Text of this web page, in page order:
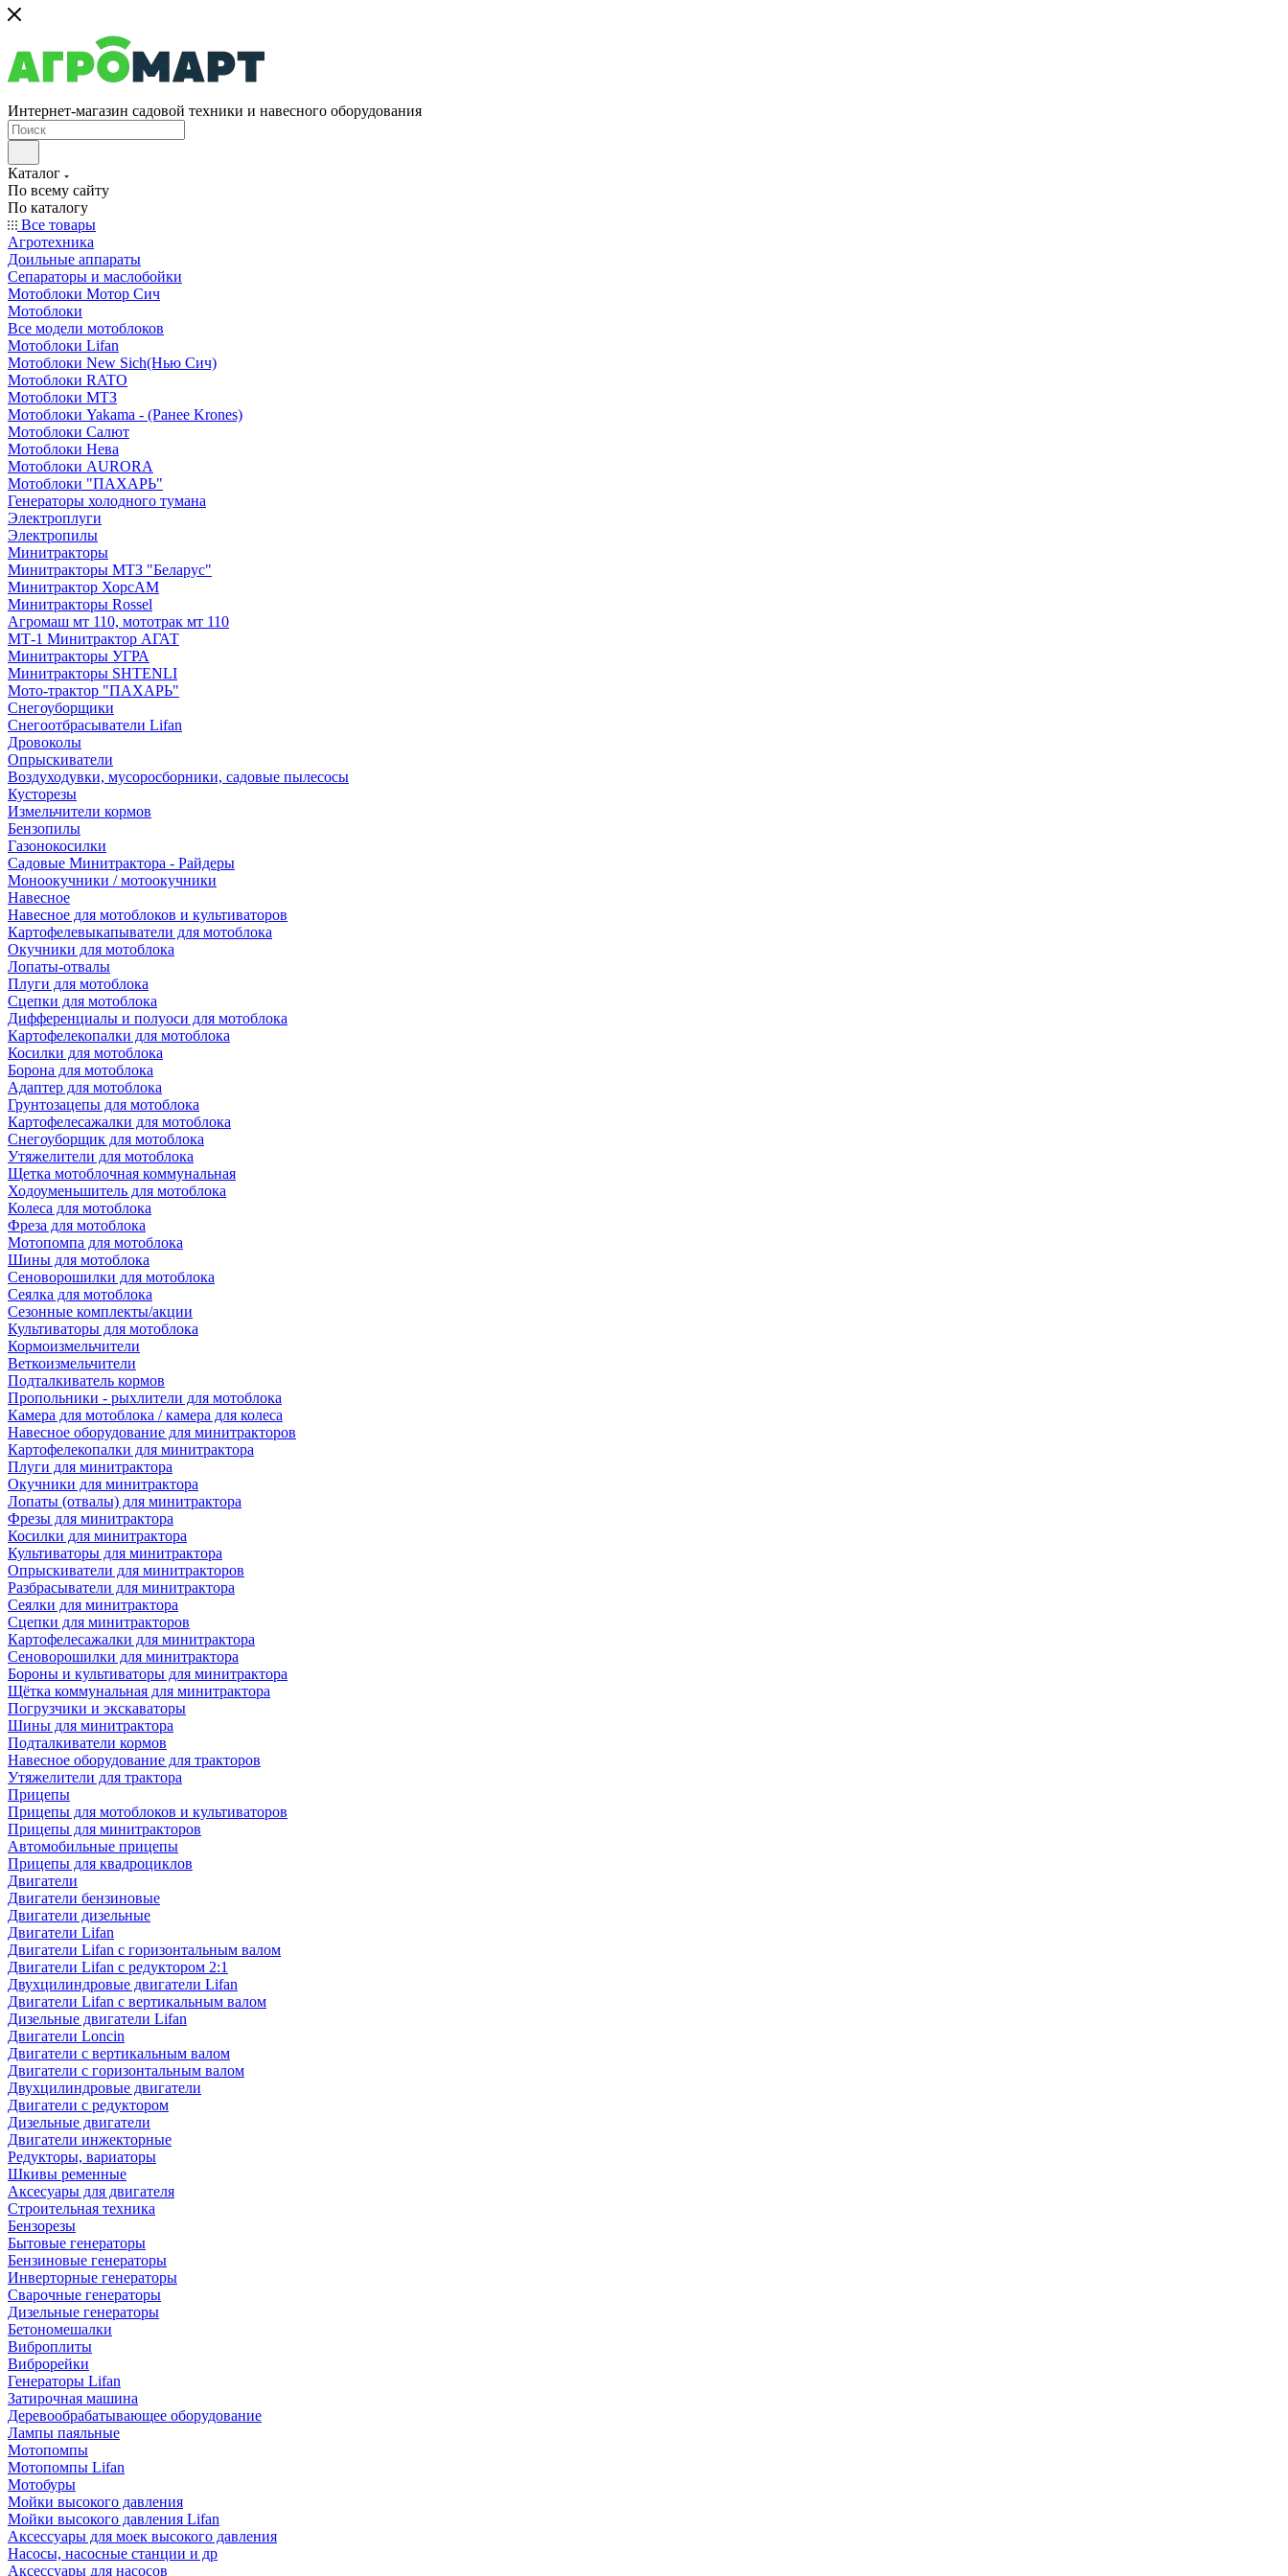
Интернет-магазин садовой техники и навесного оборудования
Каталог
По всему сайту
По каталогу
Все товары
Агротехника
Доильные аппараты
Сепараторы и маслобойки
Мотоблоки Мотор Сич
Мотоблоки
Все модели мотоблоков
Мотоблоки Lifan
Мотоблоки New Sich(Нью Сич)
Мотоблоки RATO
Мотоблоки МТЗ
Мотоблоки Yakama - (Ранее Krones)
Мотоблоки Салют
Мотоблоки Нева
Мотоблоки AURORA
Мотоблоки "ПАХАРЬ"
Генераторы холодного тумана
Электроплуги
Электропилы
Минитракторы
Минитракторы МТЗ "Беларус"
Минитрактор ХорсАМ
Минитракторы Rossel
Агромаш мт 110, мототрак мт 110
МТ-1 Минитрактор АГАТ
Минитракторы УГРА
Минитракторы SHTENLI
Мото-трактор "ПАХАРЬ"
Снегоуборщики
Снегоотбрасыватели Lifan
Дровоколы
Опрыскиватели
Воздуходувки, мусоросборники, cадовые пылесосы
Кусторезы
Измельчители кормов
Бензопилы
Газонокосилки
Садовые Минитрактора - Райдеры
Моноокучники / мотоокучники
Навесное
Навесное для мотоблоков и культиваторов
Картофелевыкапыватели для мотоблока
Окучники для мотоблока
Лопаты-отвалы
Плуги для мотоблока
Сцепки для мотоблока
Дифференциалы и полуоси для мотоблока
Картофелекопалки для мотоблока
Косилки для мотоблока
Борона для мотоблока
Адаптер для мотоблока
Грунтозацепы для мотоблока
Картофелесажалки для мотоблока
Снегоуборщик для мотоблока
Утяжелители для мотоблока
Щетка мотоблочная коммунальная
Ходоуменьшитель для мотоблока
Колеса для мотоблока
Фреза для мотоблока
Мотопомпа для мотоблока
Шины для мотоблока
Сеноворошилки для мотоблока
Сеялка для мотоблока
Сезонные комплекты/акции
Культиваторы для мотоблока
Кормоизмельчители
Веткоизмельчители
Подталкиватель кормов
Пропольники - рыхлители для мотоблока
Камера для мотоблока / камера для колеса
Навесное оборудование для минитракторов
Картофелекопалки для минитрактора
Плуги для минитрактора
Окучники для минитрактора
Лопаты (отвалы) для минитрактора
Фрезы для минитрактора
Косилки для минитрактора
Культиваторы для минитрактора
Опрыскиватели для минитракторов
Разбрасыватели для минитрактора
Сеялки для минитрактора
Сцепки для минитракторов
Картофелесажалки для минитрактора
Сеноворошилки для минитрактора
Бороны и культиваторы для минитрактора
Щётка коммунальная для минитрактора
Погрузчики и экскаваторы
Шины для минитрактора
Подталкиватели кормов
Навесное оборудование для тракторов
Утяжелители для трактора
Прицепы
Прицепы для мотоблоков и культиваторов
Прицепы для минитракторов
Автомобильные прицепы
Прицепы для квадроциклов
Двигатели
Двигатели бензиновые
Двигатели дизельные
Двигатели Lifan
Двигатели Lifan с горизонтальным валом
Двигатели Lifan с редуктором 2:1
Двухцилиндровые двигатели Lifan
Двигатели Lifan с вертикальным валом
Дизельные двигатели Lifan
Двигатели Loncin
Двигатели с вертикальным валом
Двигатели с горизонтальным валом
Двухцилиндровые двигатели
Двигатели с редуктором
Дизельные двигатели
Двигатели инжекторные
Редукторы, вариаторы
Шкивы ременные
Аксесуары для двигателя
Строительная техника
Бензорезы
Бытовые генераторы
Бензиновые генераторы
Инверторные генераторы
Сварочные генераторы
Дизельные генераторы
Бетономешалки
Виброплиты
Виброрейки
Генераторы Lifan
Затирочная машина
Деревообрабатывающее оборудование
Лампы паяльные
Мотопомпы
Мотопомпы Lifan
Мотобуры
Мойки высокого давления
Мойки высокого давления Lifan
Аксессуары для моек высокого давления
Насосы, насосные станции и др
Аксессуары для насосов